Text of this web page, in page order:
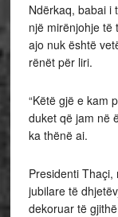
Ndërkaq, babai i
një mirënjohje të
ajo nuk është
rënët për liri.
“Këtë gjë e kam
duket që jam në
ka thënë ai.
Presidenti
jubilare të
dekoruar të